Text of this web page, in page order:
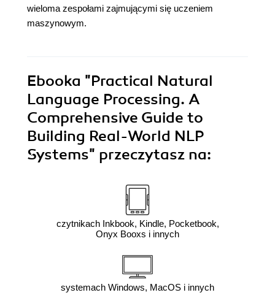
wieloma zespołami zajmującymi się uczeniem
maszynowym.
Ebooka "Practical Natural
Language Processing. A
Comprehensive Guide to
Building Real-World NLP
Systems" przeczytasz na:
czytnikach Inkbook, Kindle, Pocketbook,
Onyx Booxs i innych
systemach Windows, MacOS i innych